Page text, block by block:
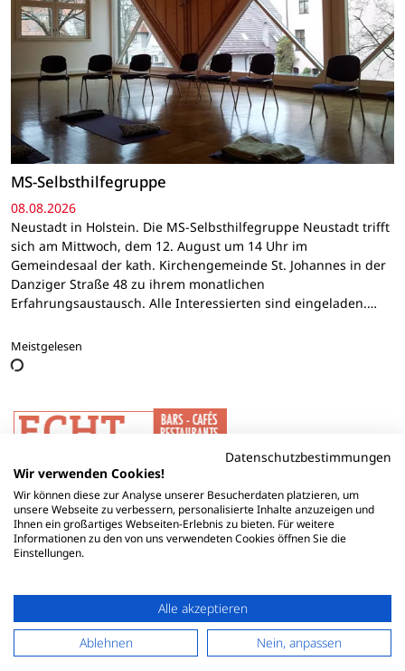
MS-Selbsthilfegruppe
08.08.2026
Neustadt in Holstein. Die MS-Selbsthilfegruppe Neustadt trifft
sich am Mittwoch, dem 12. August um 14 Uhr im
Gemeindesaal der kath. Kirchengemeinde St. Johannes in der
Danziger Straße 48 zu ihrem monatlichen
Erfahrungsaustausch. Alle Interessierten sind eingeladen.…
Meistgelesen
Datenschutzbestimmungen
Wir verwenden Cookies!
Wir können diese zur Analyse unserer Besucherdaten platzieren, um
unsere Webseite zu verbessern, personalisierte Inhalte anzuzeigen und
Ihnen ein großartiges Webseiten-Erlebnis zu bieten. Für weitere
Informationen zu den von uns verwendeten Cookies öffnen Sie die
Einstellungen.
Alle akzeptieren
Ablehnen
Nein, anpassen